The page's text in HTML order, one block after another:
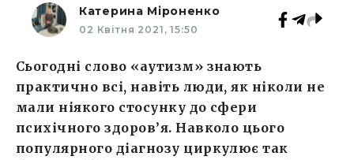
Катерина Міроненко
02 Квітня 2021, 15:50
Сьогодні слово «аутизм» знають
практично всі, навіть люди, як ніколи не
мали ніякого стосунку до сфери
психічного здоров’я. Навколо цього
популярного діагнозу циркулює так